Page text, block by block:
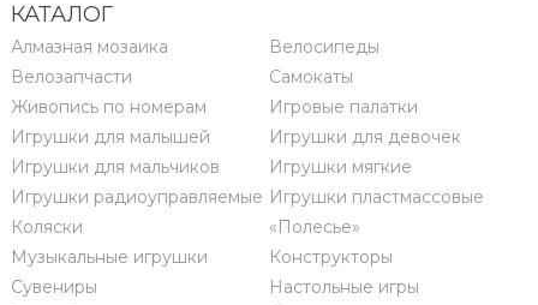
КАТАЛОГ
Алмазная мозаика
Велозапчасти
Живопись по номерам
Игрушки для малышей
Игрушки для мальчиков
Игрушки радиоуправляемые
Коляски
Музыкальные игрушки
Сувениры
Велосипеды
Самокаты
Игровые палатки
Игрушки для девочек
Игрушки мягкие
Игрушки пластмассовые
«Полесье»
Конструкторы
Настольные игры